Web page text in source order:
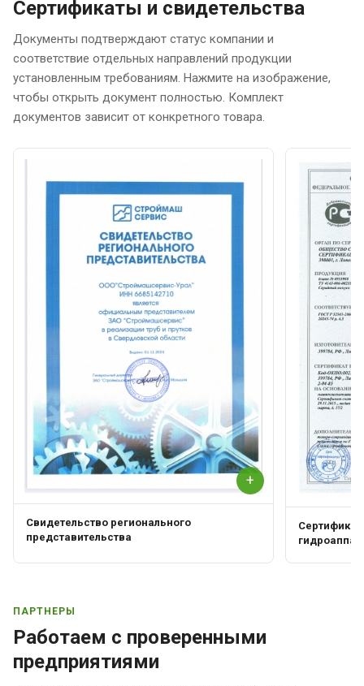
Сертификаты и свидетельства
Документы подтверждают статус компании и
соответствие отдельных направлений продукции
установленным требованиям. Нажмите на изображение,
чтобы открыть документ полностью. Комплект
документов зависит от конкретного товара.
+
Свидетельство регионального
представительства
Сертификат
ПАРТНЕРЫ
Работаем с проверенными
предприятиями